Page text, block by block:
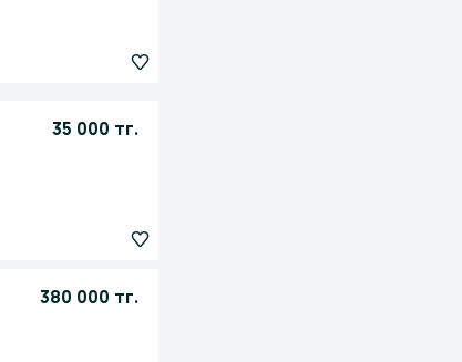
35 000 тг.
380 000 тг.